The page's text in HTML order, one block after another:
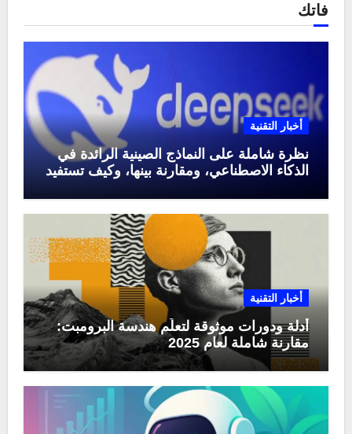
فاتك
أخبار التقنية
نظرة شاملة على النماذج الصينية الرائدة في
الذكاء الاصطناعي، ومقارنة بينها، وكيف تستفيد
أخبار التقنية
أدلة ودورات موثوقة لتعلّم هندسة البرومبت:
مقارنة شاملة لعام 2025